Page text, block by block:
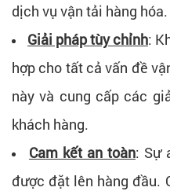
dịch vụ vận tải hàng hóa.
Giải pháp tùy chỉnh:
hợp cho tất cả vấn đề
này và cung cấp các
khách hàng.
Cam kết an toàn: Sự
được đặt lên hàng đầu.